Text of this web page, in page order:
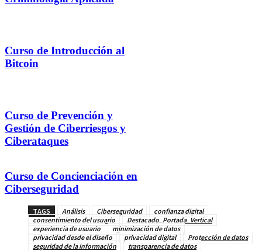
Curso de Introducción al
Bitcoin
Curso de Prevención y
Gestión de Ciberriesgos y
Ciberataques
Curso de Concienciación en
Ciberseguridad
TAGS Análisis Ciberseguridad
confianza digital
consentimiento del usuario
Destacado_Portada_Vertical
experiencia de usuario
minimización de datos
privacidad desde el diseño
privacidad digital
Protección de datos
seguridad de la información
transparencia de datos